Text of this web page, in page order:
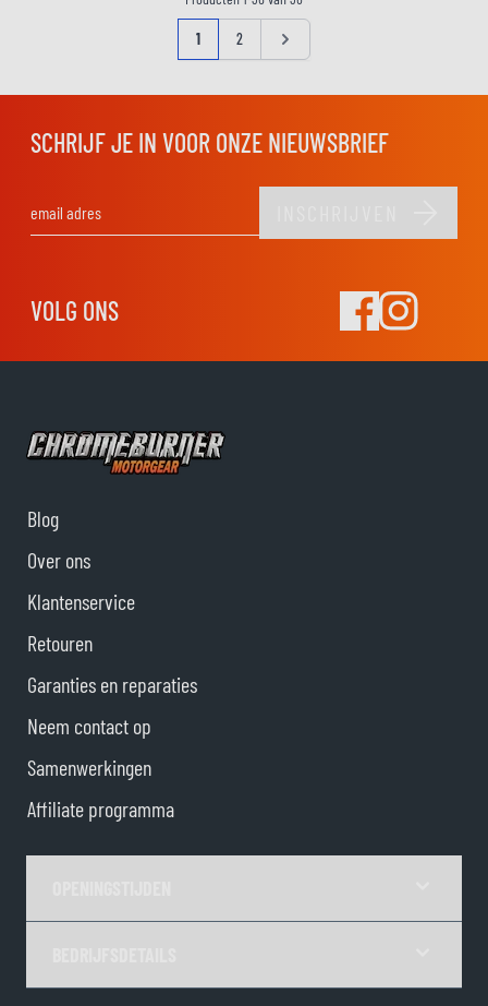
Pagina
U lees momenteel pagina
1 Pagina
2 Pagina
SCHRIJF JE IN VOOR ONZE NIEUWSBRIEF
VOLG ONS
Blog
Over ons
Klantenservice
Retouren
Garanties en reparaties
Neem contact op
Samenwerkingen
Affiliate programma